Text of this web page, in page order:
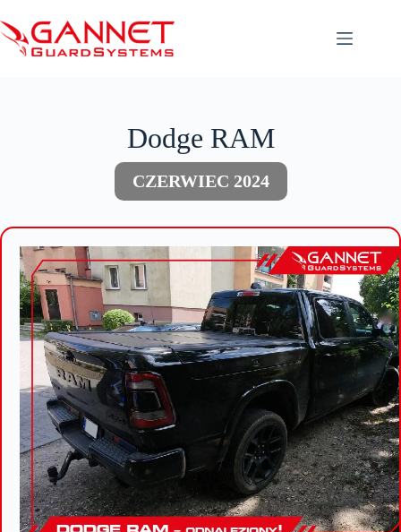
do
treści
Dodge RAM
CZERWIEC 2024